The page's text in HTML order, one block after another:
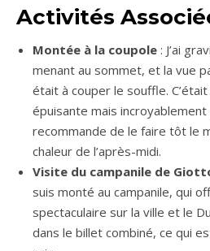
Activités
Montée à la coupole : J’ai
menant au sommet, et la vue
était à couper le souffle.
épuisante mais incroyablement
recommande de le faire tôt le
chaleur de l’après-midi.
Visite du campanile de
suis monté au campanile, qui
spectaculaire sur la ville et le
dans le billet combiné, ce qui